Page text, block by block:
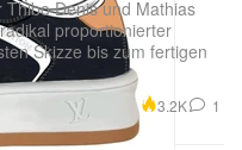
Thibo Denis und Mathias
proportionierter
Skizze bis zum fertigen
3.2K 1